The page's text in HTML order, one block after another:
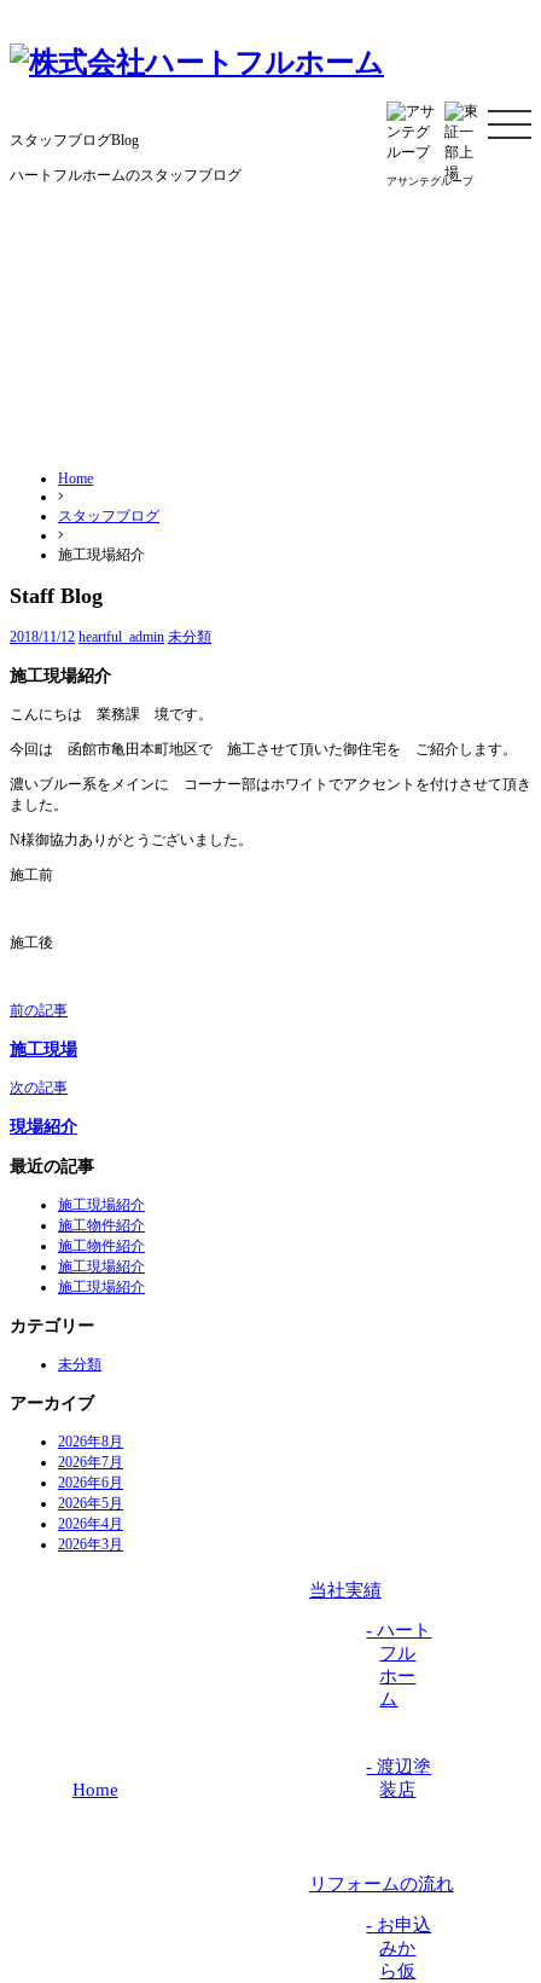
テ
ス
ッ
アサンテグループ
スタッフブログBlog
ハートフルホームのスタッフブログ
Home
スタッフブログ
施工現場紹介
Staff Blog
2018/11/12 heartful_admin 未分類
施工現場紹介
こんにちは 業務課 境です。
今回は 函館市亀田本町地区で 施工させて頂いた御住宅を ご紹介します。
濃いブルー系をメインに コーナー部はホワイトでアクセントを付けさせて頂き
ました。
N様御協力ありがとうございました。
施工前
施工後
投
稿
ビ
ゲ
ー
前の記事
施工現場
次の記事
現場紹介
最近の記事
施工現場紹介
施工物件紹介
施工物件紹介
施工現場紹介
施工現場紹介
カテゴリー
未分類
アーカイブ
2026年8月
2026年7月
2026年6月
2026年5月
2026年4月
2026年3月
Home
当社実績
- ハート
フル
ホー
ム
- 渡辺塗
装店
リフォームの流れ
- お申込
みか
ら仮